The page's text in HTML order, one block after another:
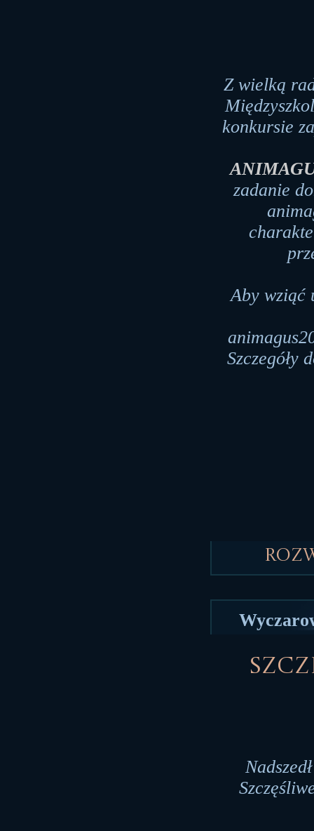
Z wielką
konkursie
zadanie
Aby wziąć
Szczegóły